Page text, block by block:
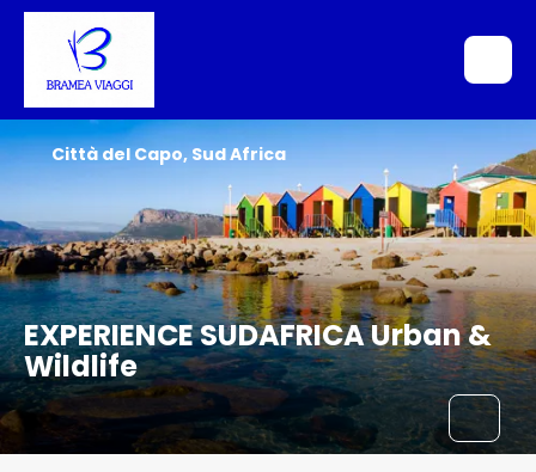
EXPERIENCE SUDAFRICA Urban &
Wildlife
Città del Capo, Sud Africa